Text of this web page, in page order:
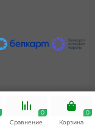
0
Сравнение
0
Корзина